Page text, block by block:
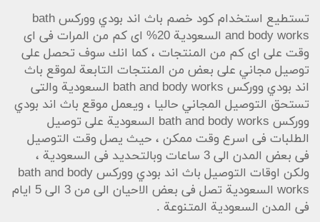
تستطيع استخدام كود خصم باث اند بودي ووركس bath
and body works السعودية 20% اى كم من المرات فى اى
وقت على اى كم من المنتجات ، كما انك سوف تحصل على
توصيل مجاني على بعض من المنتجات التابعة لموقع باث
اند بودي ووركس bath and body works السعودية والتى
تستحق التوصيل المجاني حاليا ، ويعمل موقع باث اند بودي
ووركس bath and body works السعودية على توصيل
الطلبات فى اسرع وقت ممكن ، حيث يصل وقت التوصيل
فى بعض المدن الى 3 ساعات وبالتحديد فى السعودية ،
ولكن اوقات التوصيل باث اند بودي ووركس bath and body
works السعودية تصل فى بعض الاحيان الى من 3 الى 5 ايام
فى المدن السعودية المتنوعة .